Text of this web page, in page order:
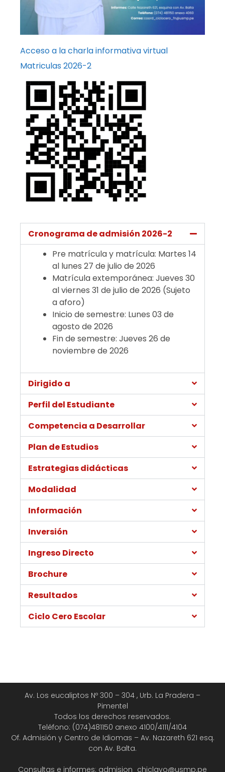
Acceso a la charla informativa virtual
Matriculas 2026-2
Cronograma de admisión 2026-2
Pre matrícula y matrícula: Martes 14
al lunes 27 de julio de 2026
Matrícula extemporánea: Jueves 30
al viernes 31 de julio de 2026 (Sujeto
a aforo)
Inicio de semestre: Lunes 03 de
agosto de 2026
Fin de semestre: Jueves 26 de
noviembre de 2026
Dirigido a
Perfil del Estudiante
Competencia a Desarrollar
Plan de Estudios
Estrategias didácticas
Modalidad
Información
Inversión
Ingreso Directo
Brochure
Resultados
Ciclo Cero Escolar
Av. Los eucaliptos Nº 300 – 304 , Urb. La Pradera –
Pimentel
Todos los derechos reservados.
Teléfono: (074)481150 anexo 4100/4111/4104
Of. Admisión y Centro de Idiomas – Av. Nazareth 621 esq.
con Av. Balta.
Consultas e informes: admision_chiclayo@usmp.pe